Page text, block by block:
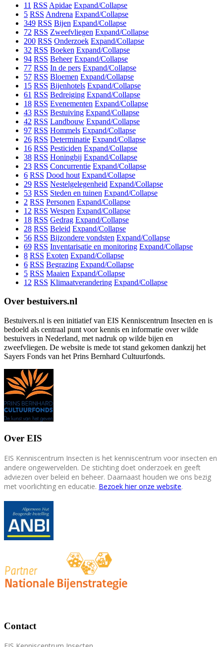
11 RSS Apidae Expand/Collapse
5 RSS Andrena Expand/Collapse
349 RSS Bijen Expand/Collapse
72 RSS Zweefvliegen Expand/Collapse
200 RSS Onderzoek Expand/Collapse
32 RSS Boeken Expand/Collapse
94 RSS Beheer Expand/Collapse
77 RSS In de pers Expand/Collapse
57 RSS Bloemen Expand/Collapse
15 RSS Bijenhotels Expand/Collapse
61 RSS Bedreiging Expand/Collapse
18 RSS Evenementen Expand/Collapse
43 RSS Bestuiving Expand/Collapse
42 RSS Landbouw Expand/Collapse
97 RSS Hommels Expand/Collapse
26 RSS Determinatie Expand/Collapse
16 RSS Pesticiden Expand/Collapse
38 RSS Honingbij Expand/Collapse
23 RSS Concurrentie Expand/Collapse
6 RSS Dood hout Expand/Collapse
29 RSS Nestelgelegenheid Expand/Collapse
53 RSS Steden en tuinen Expand/Collapse
2 RSS Personen Expand/Collapse
12 RSS Wespen Expand/Collapse
18 RSS Gedrag Expand/Collapse
28 RSS Beleid Expand/Collapse
56 RSS Bijzondere vondsten Expand/Collapse
69 RSS Inventarisatie en monitoring Expand/Collapse
8 RSS Exoten Expand/Collapse
6 RSS Begrazing Expand/Collapse
5 RSS Maaien Expand/Collapse
12 RSS Klimaatverandering Expand/Collapse
Over bestuivers.nl
Bestuivers.nl is een initiatief van EIS Kenniscentrum Insecten en is
bedoeld als centraal punt voor kennis en informatie over wilde
bestuivers in Nederland, met nadruk op wilde bijen en
zweefvliegen. De website is mede tot stand gekomen dankzij het
Sayers Fonds van het Prins Bernhard Cultuurfonds.
Over EIS
EIS Kenniscentrum Insecten is het kenniscentrum voor insecten en
andere ongewervelden. De stichting doet onderzoek en geeft
adviezen over beleid en beheer. Daarnaast houden we ons bezig
met voorlichting en educatie. Bezoek hier onze website.
Contact